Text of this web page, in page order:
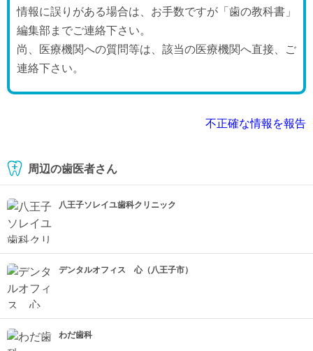
情報に誤りがある場合は、お手数ですが「歯の教科書」
編集部までご連絡下さい。
尚、医療機関への質問等は、該当の医療機関へ直接、ご
連絡下さい。
不正確な情報を報告
周辺の歯医者さん
八王子ソレイユ歯科クリニック
デンタルオフィス 心（八王子市）
わだ歯科